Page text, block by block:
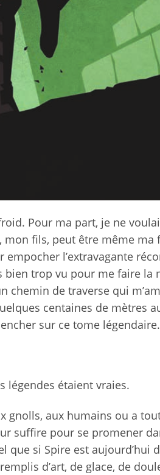
Pour ma part, je ne
fils, peut être même ma
l’extravagante
bien trop vu pour me faire la
chemin de traverse qui
centaines de mètres
sur ce tome légendaire.
légendes étaient vraies.
gnolls, aux humains ou a
suffire pour se promener
que si Spire est aujourd’hui
d’art, de glace, de